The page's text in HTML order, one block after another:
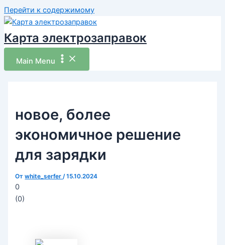
Перейти к содержимому
Карта электрозаправок
Main Menu
новое, более
экономичное решение
для зарядки
Отwhite_serfer/15.10.2024
0
(0)